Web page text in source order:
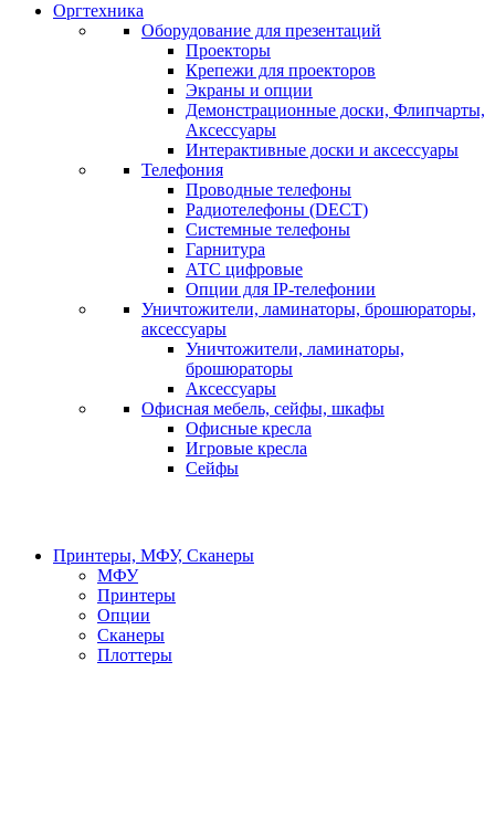
Оргтехника
Оборудование для презентаций
Проекторы
Крепежи для проекторов
Экраны и опции
Демонстрационные доски, Флипчарты,
Аксессуары
Интерактивные доски и аксессуары
Телефония
Проводные телефоны
Радиотелефоны (DECT)
Системные телефоны
Гарнитура
АТС цифровые
Опции для IP-телефонии
Уничтожители, ламинаторы, брошюраторы,
аксессуары
Уничтожители, ламинаторы,
брошюраторы
Аксессуары
Офисная мебель, сейфы, шкафы
Офисные кресла
Игровые кресла
Сейфы
Принтеры, МФУ, Сканеры
МФУ
Принтеры
Опции
Сканеры
Плоттеры